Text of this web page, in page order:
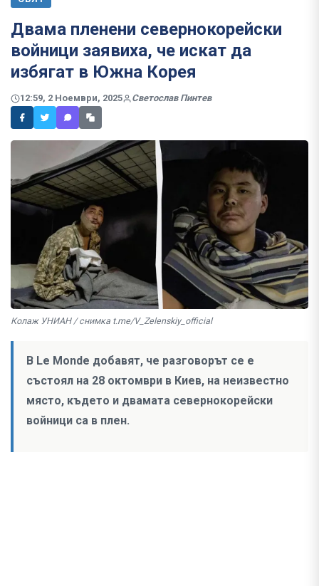
Двама пленени севернокорейски
войници заявиха, че искат да
избягат в Южна Корея
12:59, 2 Ноември, 2025 Светослав Пинтев
Колаж УНИАН / снимка t.me/V_Zelenskiy_official
В Le Monde добавят, че разговорът се е
състоял на 28 октомври в Киев, на неизвестно
място, където и двамата севернокорейски
войници са в плен.